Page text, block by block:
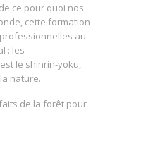
ce pour quoi nos
cette formation
au
: les
le shinrin-yoku,
nature.
de la forêt pour